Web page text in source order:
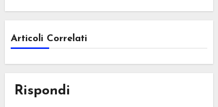
Articoli Correlati
Rispondi